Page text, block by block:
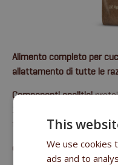
Alimento completo per
allattamento di tutte le
Componenti analitici
19,5%, fibra grezza 2,8%,
fosforo 1,15%.
email sales@fitmin.com
This
We use cookies
ads and to